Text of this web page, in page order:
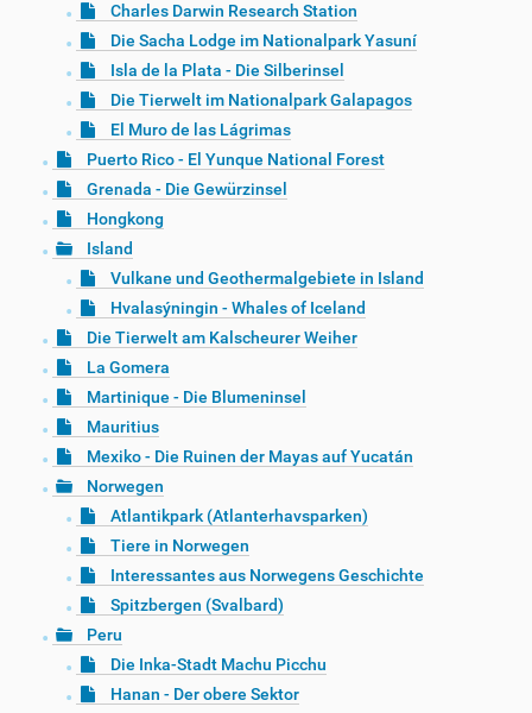
Charles Darwin Research Station
Die Sacha Lodge im Nationalpark Yasuní
Isla de la Plata - Die Silberinsel
Die Tierwelt im Nationalpark Galapagos
El Muro de las Lágrimas
Puerto Rico - El Yunque National Forest
Grenada - Die Gewürzinsel
Hongkong
Island
Vulkane und Geothermalgebiete in Island
Hvalasýningin - Whales of Iceland
Die Tierwelt am Kalscheurer Weiher
La Gomera
Martinique - Die Blumeninsel
Mauritius
Mexiko - Die Ruinen der Mayas auf Yucatán
Norwegen
Atlantikpark (Atlanterhavsparken)
Tiere in Norwegen
Interessantes aus Norwegens Geschichte
Spitzbergen (Svalbard)
Peru
Die Inka-Stadt Machu Picchu
Hanan - Der obere Sektor